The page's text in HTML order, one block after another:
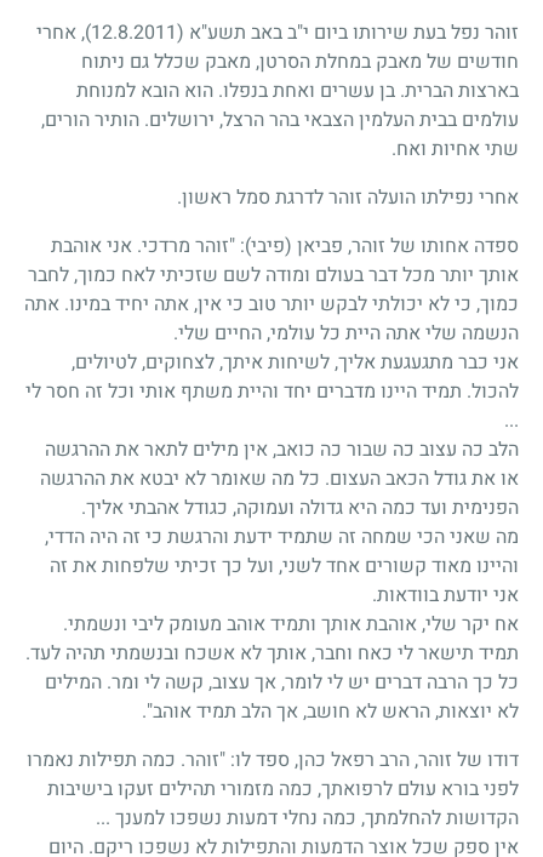
זוהר נפל בעת שירותו ביום י"ב באב תשע"א (12.8.2011)
, אחרי
חודשים של מאבק במחלת הסרטן, מאבק שכלל גם ניתוח
בארצות הברית. בן עשרים ואחת בנפלו. הוא הובא למנוחת
עולמים בבית העלמין הצבאי בהר הרצל, ירושלים. הותיר הורים,
שתי אחיות ואח.
אחרי נפילתו הועלה זוהר לדרגת סמל ראשון.
ספדה אחותו של זוהר, פביאן (פיבי): "זוהר מרדכי. אני אוהבת
אותך יותר מכל דבר בעולם ומודה לשם שזכיתי לאח כמוך, לחבר
כמוך, כי לא יכולתי לבקש יותר טוב כי אין, אתה יחיד במינו. אתה
הנשמה שלי אתה היית כל עולמי, החיים שלי.
אני כבר מתגעגעת אליך, לשיחות איתך, לצחוקים, לטיולים,
להכול. תמיד היינו מדברים יחד והיית משתף אותי וכל זה חסר לי
...
הלב כה עצוב כה שבור כה כואב, אין מילים לתאר את ההרגשה
או את גודל הכאב העצום. כל מה שאומר לא יבטא את ההרגשה
הפנימית ועד כמה היא גדולה ועמוקה, כגודל אהבתי אליך.
מה שאני הכי שמחה זה שתמיד ידעת והרגשת כי זה היה הדדי,
והיינו מאוד קשורים אחד לשני, ועל כך זכיתי שלפחות את זה
אני יודעת בוודאות.
אח יקר שלי, אוהבת אותך ותמיד אוהב מעומק ליבי ונשמתי.
תמיד תישאר לי כאח וחבר, אותך לא אשכח ובנשמתי תהיה לעד.
כל כך הרבה דברים יש לי לומר, אך עצוב, קשה לי ומר. המילים
לא יוצאות, הראש לא חושב, אך הלב תמיד אוהב".
דודו של זוהר, הרב רפאל כהן, ספד לו: "זוהר. כמה תפילות נאמרו
לפני בורא עולם לרפואתך, כמה מזמורי תהילים זעקו בישיבות
הקדושות להחלמתך, כמה נחלי דמעות נשפכו למענך ...
אין ספק שכל אוצר הדמעות והתפילות לא נשפכו ריקם. היום